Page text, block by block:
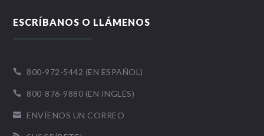
ESCRÍBANOS O LLÁMENOS
 800-972-5442 (EN ESPAÑOL)
 800-876-9880 (EN INGLÉS)
 ENVÍENOS UN CORREO